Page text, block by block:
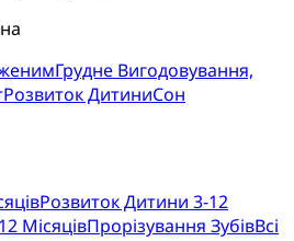
Грудне Вигодовування,
Розвиток ДитиниСон
Розвиток Дитини 3-12
МісяцівПрорізування ЗубівВсі